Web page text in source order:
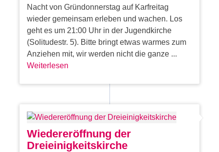
Nacht von Gründonnerstag auf Karfreitag
wieder gemeinsam erleben und wachen. Los
geht es um 21:00 Uhr in der Jugendkirche
(Solitudestr. 5). Bitte bringt etwas warmes zum
Anziehen mit, wir werden nicht die ganze ...
Weiterlesen
Wiedereröffnung der
Dreieinigkeitskirche